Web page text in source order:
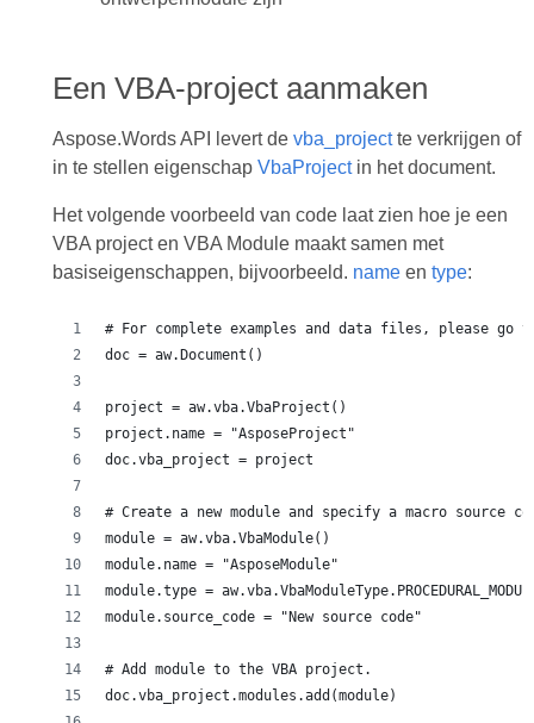
Een VBA-project aanmaken
Aspose.Words API levert de vba_projectte verkrijgen of
in te stellen eigenschap VbaProjectin het document.
Het volgende voorbeeld van code laat zien hoe je een
VBA project en VBA Module maakt samen met
basiseigenschappen, bijvoorbeeld. nameen type:
# For complete examples and data files, please go
doc = aw.Document()
project = aw.vba.VbaProject()
project.name = "AsposeProject"
doc.vba_project = project
# Create a new module and specify a macro source
module = aw.vba.VbaModule()
module.name = "AsposeModule"
module.type =
module.source_code = "New source code"
# Add module to the VBA project.
doc.vba_project.modules.add(module)